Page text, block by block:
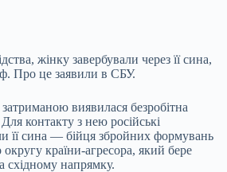
жінку завербували через її сина,
Про це заявили в СБУ.
виявилася безробітна
контакту з нею російські
її сина — бійця збройних формувань
країни-агресора, який бере
східному напрямку.